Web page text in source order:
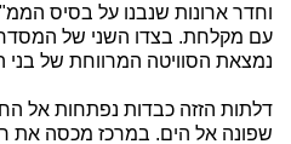
וחדר ארונות שנבנו על בסיס
עם מקלחת. בצדו השני של
נמצאת הסוויטה המרווחת של בני
דלתות הזזה כבדות נפתחות אל
שפונה אל הים. במרכז מכסה את